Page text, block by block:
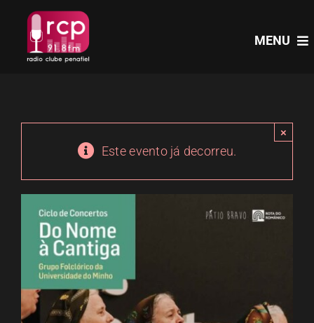
content
MENU
PROGRAMAS
Este evento já decorreu.
×